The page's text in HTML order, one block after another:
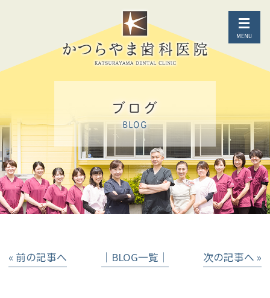
ブログ
BLOG
« 前の記事へ │BLOG一覧│ 次の記事へ »